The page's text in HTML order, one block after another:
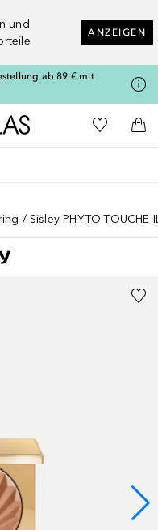
und
ANZEIGEN
ab 89 € mit
Zur Douglas Startseite
Zu Meiner
Sisley PHYTO-TOUCHE